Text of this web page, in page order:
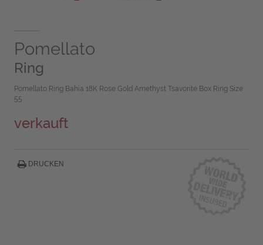
Pomellato
Ring
Pomellato Ring Bahia 18K Rose Gold Amethyst Tsavorite Box Ring Size
55
verkauft
DRUCKEN